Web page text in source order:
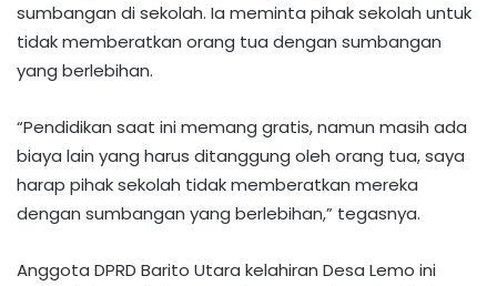
sumbangan di sekolah. Ia meminta pihak sekolah untuk
tidak memberatkan orang tua dengan sumbangan
yang berlebihan.
“Pendidikan saat ini memang gratis, namun masih ada
biaya lain yang harus ditanggung oleh orang tua, saya
harap pihak sekolah tidak memberatkan mereka
dengan sumbangan yang berlebihan,” tegasnya.
Anggota DPRD Barito Utara kelahiran Desa Lemo ini